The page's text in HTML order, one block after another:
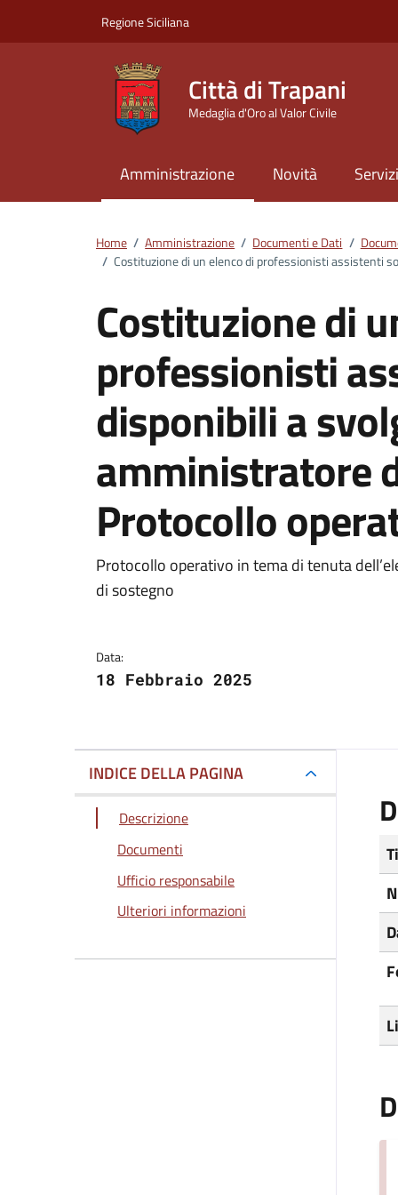
Regione Siciliana
Città di Trapani
Medaglia d'Oro al Valor Civile
Amministrazione Novità
Home / Amministrazione / Documenti e Dati /
/ Costituzione di un elenco di professionisti assistenti
Costituzione di
professionisti
disponibili a
amministratore
Protocollo
Dettagli del
Protocollo operativo in tema di tenuta
di sostegno
Data:
18 Febbraio 2025
INDICE DELLA PAGINA
Descrizione
Documenti
Ufficio responsabile
Ulteriori informazioni